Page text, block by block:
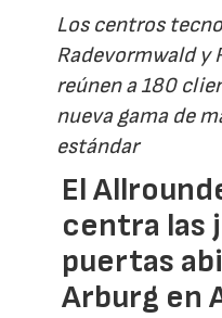
Los centros
Radevormwald y
reúnen a 180
nueva gama de
estándar
El
centra las
puertas
Arburg en